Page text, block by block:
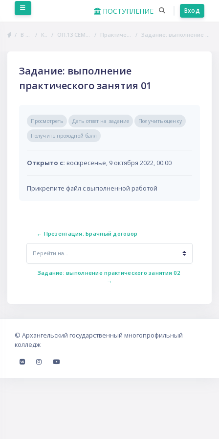
Перейти к основному содержанию
ПОСТУПЛЕНИЕ Вход
В начало Курсы ОП.13 СЕМЕЙНОЕ ПРАВО Практические занятия Задание: выполнение практического занятия 01
Задание: выполнение
практического занятия 01
Просмотреть Дать ответ на задание Получить оценку
Получить проходной балл
Открыто с: воскресенье, 9 октября 2022, 00:00
Прикрепите файл с выполненной работой
← Презентация: Брачный договор
Перейти на...
Задание: выполнение практического занятия 02
→
© Архангельский государственный многопрофильный
колледж